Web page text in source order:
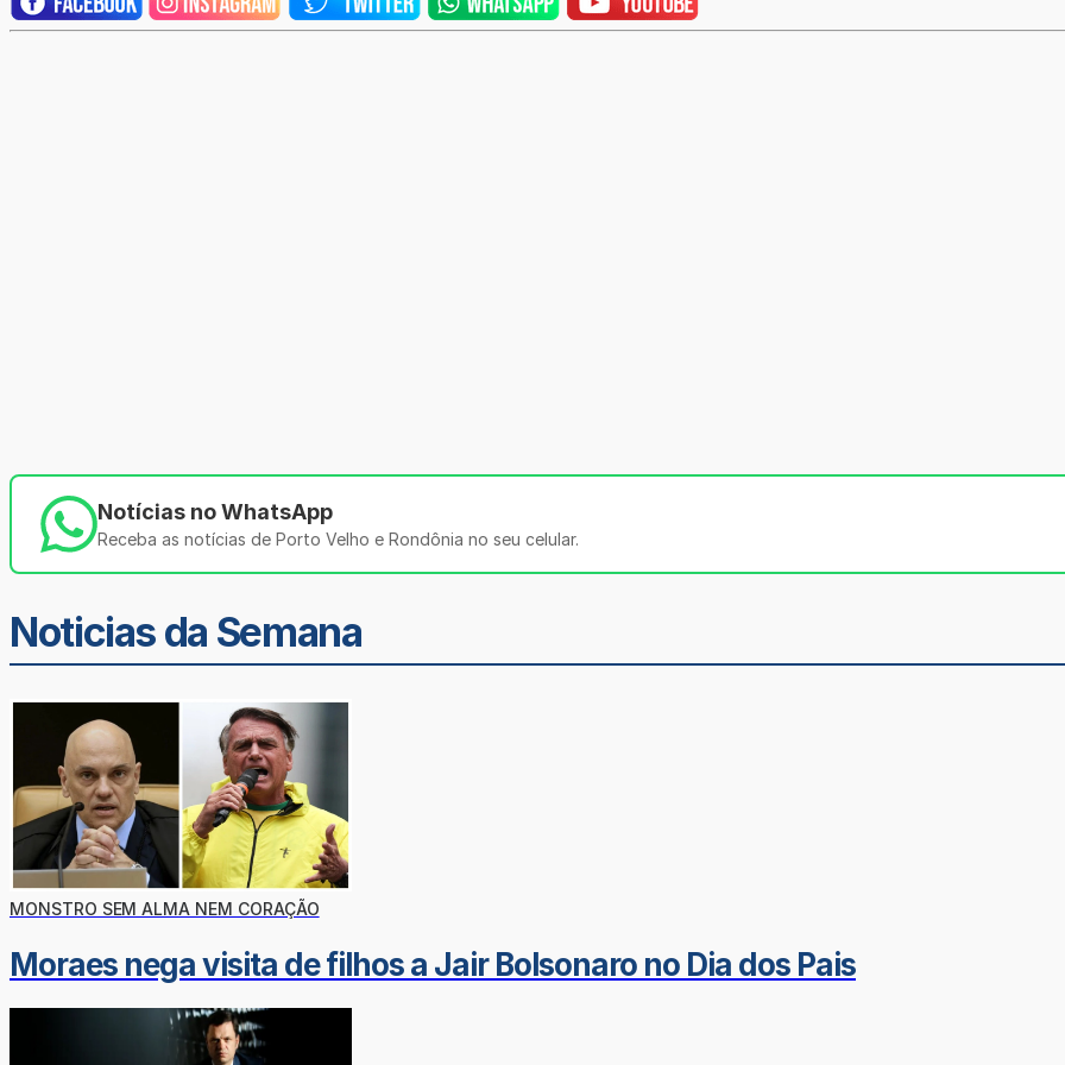
Notícias no WhatsApp
Receba as notícias de Porto Velho e Rondônia no seu celular.
Noticias da Semana
MONSTRO SEM ALMA NEM CORAÇÃO
Moraes nega visita de filhos a Jair Bolsonaro no Dia dos Pais